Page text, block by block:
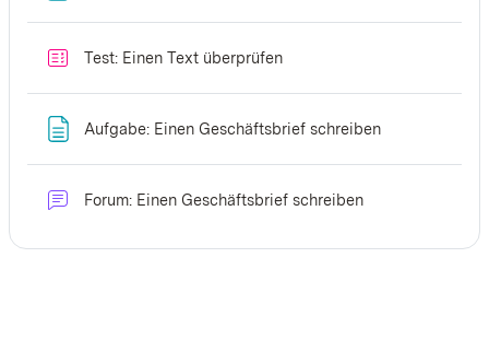
Test: Einen Text überprüfen
Aufgabe: Einen Geschäftsbrief schreibenTextseite
Forum: Einen Geschäftsbrief schreiben